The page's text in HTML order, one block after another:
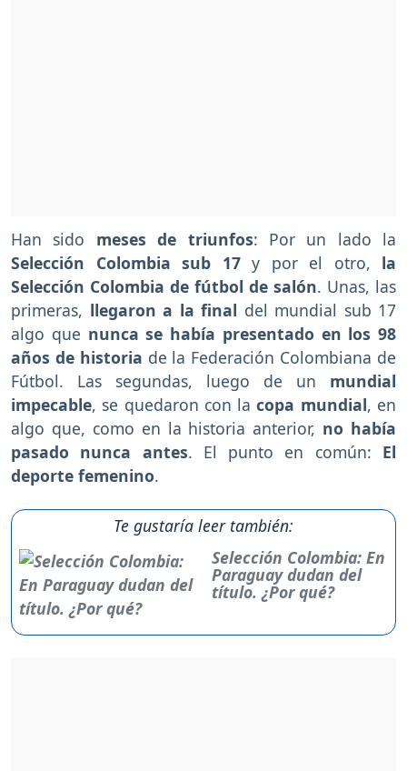
Han sido meses de triunfos: Por un lado la
Selección Colombia sub 17 y por el otro, la
Selección Colombia de fútbol de salón. Unas, las
primeras, llegaron a la final del mundial sub 17
algo que nunca se había presentado en los 98
años de historia de la Federación Colombiana de
Fútbol. Las segundas, luego de un mundial
impecable, se quedaron con lacopa mundial, en
algo que, como en la historia anterior, no había
pasado nunca antes. El punto en común: El
deporte femenino.
Te gustaría leer también:
Selección Colombia: En
Paraguay dudan del
título. ¿Por qué?